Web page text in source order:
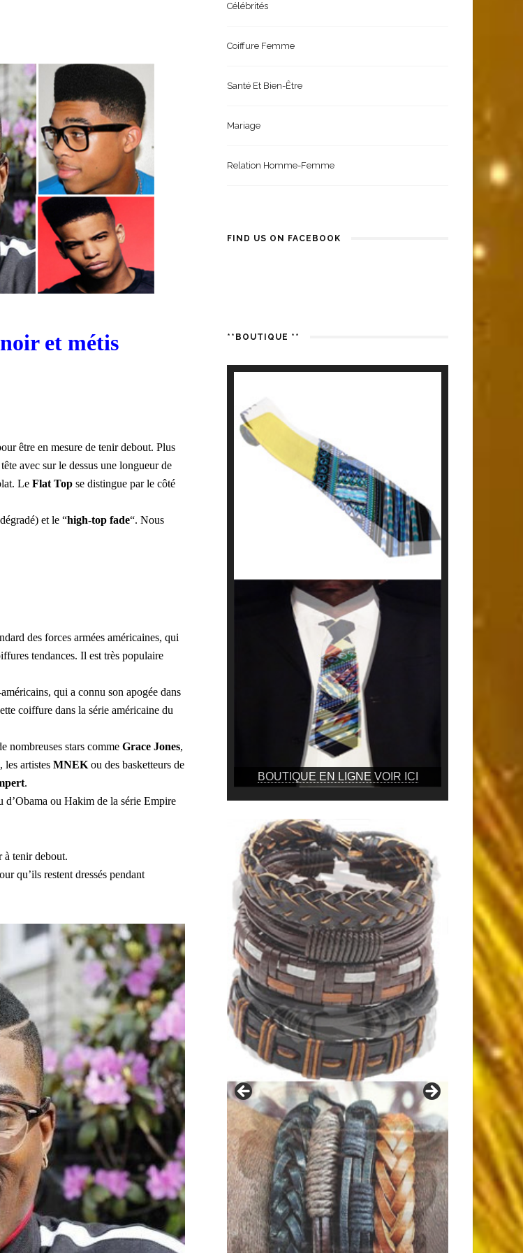
et métis
être en mesure de tenir debout. Plus
avec sur le dessus une longueur de
Le Flat Top se distingue par le côté
et le “high-top fade“. Nous
des forces armées américaines, qui
tendances. Il est très populaire
qui a connu son apogée dans
coiffure dans la série américaine du
nombreuses stars comme Grace Jones,
les artistes MNEK ou des basketteurs de
.
d’Obama ou Hakim de la série Empire
à tenir debout.
qu’ils restent dressés pendant
Célébrités
Coiffure Femme
Santé Et Bien-Être
Mariage
Relation Homme-Femme
FIND US ON FACEBOOK
**BOUTIQUE **
BOUTIQUE EN LIGNE VOIR ICI